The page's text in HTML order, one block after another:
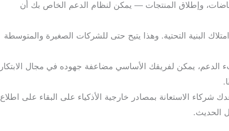
وإطلاق المنتجات — يمكن لنظام الدعم الخاص بك أن
البنية التحتية. وهذا يتيح حتى للشركات الصغيرة والمتوسطة
الدعم، يمكن لفريقك الأساسي مضاعفة جهوده في مجال الابتكار
الاستعانة بمصادر خارجية الأذكياء على البقاء على اطلاع
الحديث.